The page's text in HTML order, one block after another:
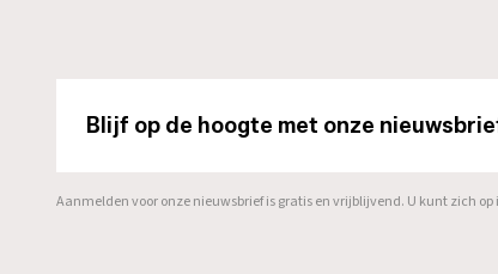
Blijf op de hoogte met onze
Aanmelden voor onze nieuwsbrief is gratis en vrijblijvend. U kunt zich